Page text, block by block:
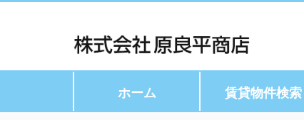
ホーム 賃貸物件検索